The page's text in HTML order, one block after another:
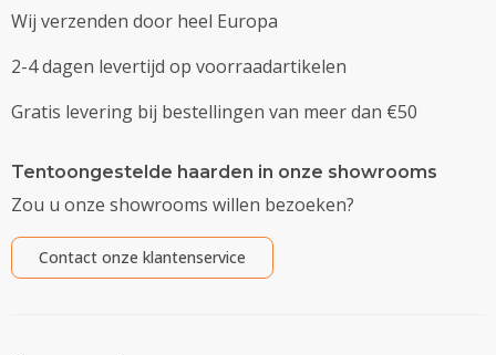
Wij verzenden door heel Europa
2-4 dagen levertijd op voorraadartikelen
Gratis levering bij bestellingen van meer dan €50
Tentoongestelde haarden in onze showrooms
Zou u onze showrooms willen bezoeken?
Contact onze klantenservice